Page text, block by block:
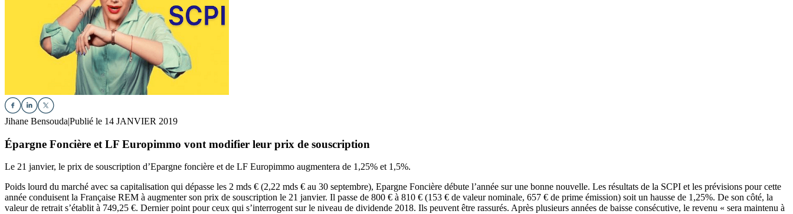
Jihane Bensouda|Publié le 14 JANVIER 2019
Épargne Foncière et LF Europimmo vont modifier leur prix de souscription
Le 21 janvier, le prix de souscription d’Epargne foncière et de LF Europimmo augmentera de 1,25% et 1,5%.
Poids lourd du marché avec sa capitalisation qui dépasse les 2 mds € (2,22 mds € au 30 septembre), Epargne Foncière débute l’année sur une bonne nouvelle. Les résultats de la SCPI et les prévisions pour cette
année conduisent la Française REM à augmenter son prix de souscription le 21 janvier. Il passe de 800 € à 810 € (153 € de valeur nominale, 657 € de prime émission) soit un hausse de 1,25%. De son côté, la
valeur de retrait s’établit à 749,25 €. Dernier point pour ceux qui s’interrogent sur le niveau de dividende 2018. Ils peuvent être rassurés. Après plusieurs années de baisse consécutive, le revenu « sera maintenu à